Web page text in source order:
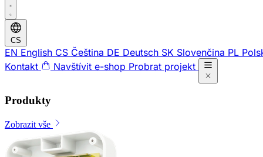
CS
EN English CS Čeština DE Deutsch SK Slovenčina PL
Kontakt
Navštívit e-shop Probrat projekt
Produkty
Zobrazit vše